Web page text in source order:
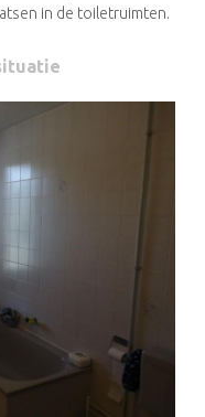
in de toiletruimten.